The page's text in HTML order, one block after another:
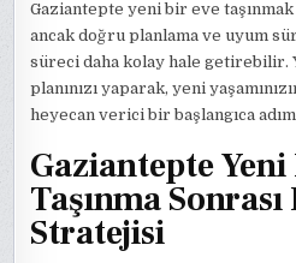
Gaziantepte yeni bir eve
ancak doğru planlama ve uyum
süreci daha kolay hale getirebilir.
planınızı yaparak, yeni
heyecan verici bir başlangıca
Gaziantepte
Taşınma
Stratejisi